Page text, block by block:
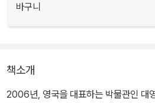
바구니
책소개
2006년, 영국을 대표하는 박물관인 대